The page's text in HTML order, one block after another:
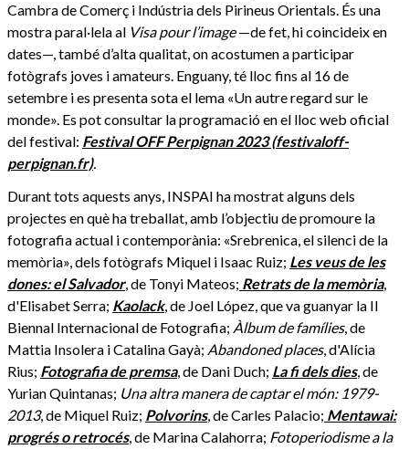
Cambra de Comerç i Indústria dels Pirineus Orientals. És una
mostra paral·lela al Visa pour l’image—de fet, hi coincideix en
dates—, també d’alta qualitat, on acostumen a participar
fotògrafs joves i amateurs. Enguany, té lloc fins al 16 de
setembre i es presenta sota el lema «Un autre regard sur le
monde». Es pot consultar la programació en el lloc web oficial
del festival: Festival OFF Perpignan 2023 (festivaloff-
perpignan.fr).
Durant tots aquests anys, INSPAI ha mostrat alguns dels
projectes en què ha treballat, amb l’objectiu de promoure la
fotografia actual i contemporània: «Srebrenica, el silenci de la
memòria», dels fotògrafs Miquel i Isaac Ruiz; Les veus de les
dones: el Salvador, de Tonyi Mateos; Retrats de la memòria,
d'Elisabet Serra; Kaolack, de Joel López, que va guanyar la II
Biennal Internacional de Fotografia; Àlbum de famílies, de
Mattia Insolera i Catalina Gayà; Abandoned places, d'Alícia
Rius; Fotografia de premsa, de Dani Duch; La fi dels dies, de
Yurian Quintanas; Una altra manera de captar el món: 1979-
2013, de Miquel Ruiz; Polvorins, de Carles Palacio; Mentawai:
progrés o retrocés, de Marina Calahorra; Fotoperiodisme a la